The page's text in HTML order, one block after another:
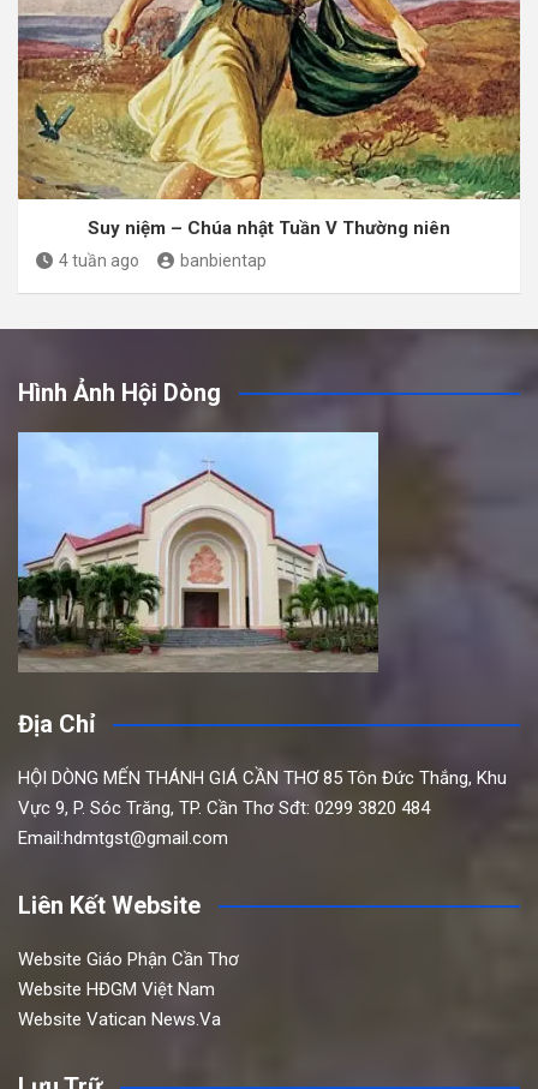
Suy niệm – Chúa nhật Tuần V Thường niên
4 tuần ago banbientap
Hình Ảnh Hội Dòng
Địa Chỉ
HỘI DÒNG MẾN THÁNH GIÁ CẦN THƠ 85 Tôn Đức Thắng, Khu
Vực 9, P. Sóc Trăng, TP. Cần Thơ Sđt: 0299 3820 484
Email:hdmtgst@gmail.com
Liên Kết Website
Website Giáo Phận Cần Thơ
Website HĐGM Việt Nam
Website Vatican News.Va